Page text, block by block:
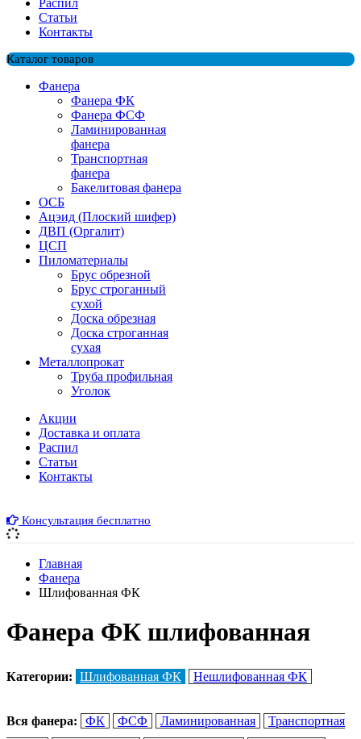
Распил
Cтатьи
Контакты
Каталог товаров
Фанера
Фанера ФК
Фанера ФСФ
Ламинированная
фанера
Транспортная
фанера
Бакелитовая фанера
ОСБ
Ацэид (Плоский шифер)
ДВП (Оргалит)
ЦСП
Пиломатериалы
Брус обрезной
Брус строганный
сухой
Доска обрезная
Доска строганная
сухая
Металлопрокат
Труба профильная
Уголок
Акции
Доставка и оплата
Распил
Cтатьи
Контакты
Консультация бесплатно
Главная
Фанера
Шлифованная ФК
Фанера ФК шлифованная
Категории: Шлифованная ФК Нешлифованная ФК
Вся фанера: ФК ФСФ Ламинированная
Транспортная